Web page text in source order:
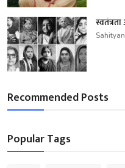
Recommended Posts
Popular Tags